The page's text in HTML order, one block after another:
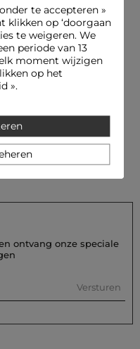
Tops en T-shirts
ontvang onze speciale
Versturen
te accepteren»
klikken op ‘doorgaan
te weigeren. We
periode van 13
moment wijzigen
op het
».